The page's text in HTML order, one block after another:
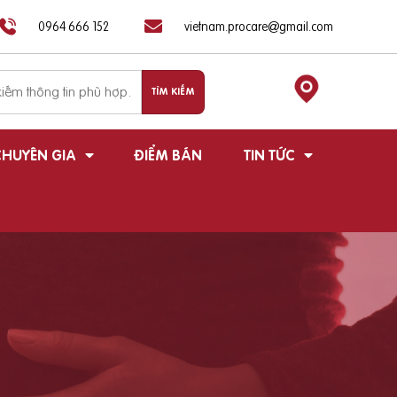
0964 666 152 vietnam.procare@gmail.com
GIA ĐIỂM BÁN TIN TỨC